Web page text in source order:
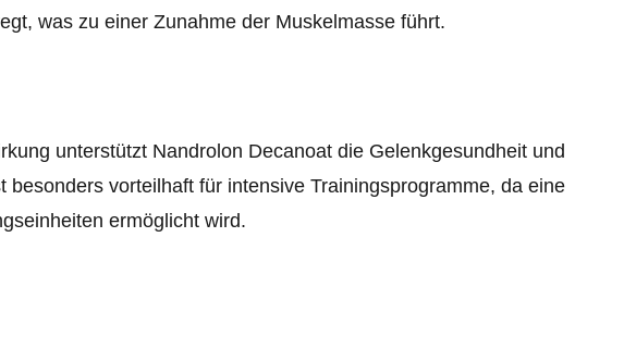
was zu einer Zunahme der Muskelmasse führt.
unterstützt Nandrolon Decanoat die Gelenkgesundheit und
vorteilhaft für intensive Trainingsprogramme, da eine
ermöglicht wird.